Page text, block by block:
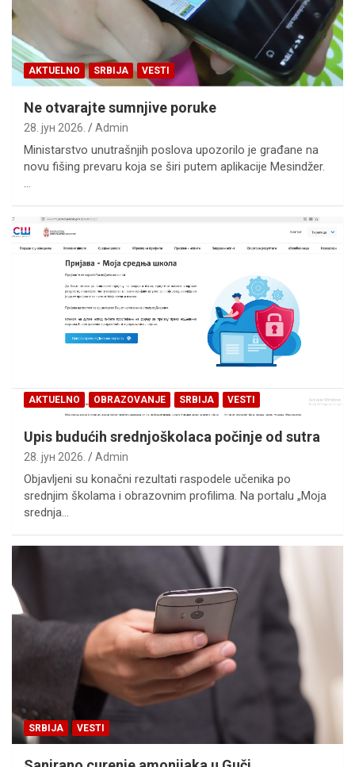
AKTUELNO SRBIJA VESTI
Ne otvarajte sumnjive poruke
28. јун 2026. Admin
Ministarstvo unutrašnjih poslova upozorilo je građane na
novu fišing prevaru koja se širi putem aplikacije Mesindžer.
…
AKTUELNO OBRAZOVANJE SRBIJA VESTI
Upis budućih srednjoškolaca počinje od sutra
28. јун 2026. Admin
Objavljeni su konačni rezultati raspodele učenika po
srednjim školama i obrazovnim profilima. Na portalu „Moja
srednja…
SRBIJA VESTI